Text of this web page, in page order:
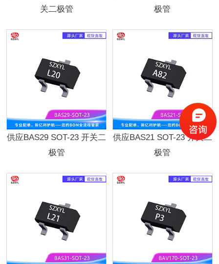
关二极管
极管
供应BAS29 SOT-23 开关二
极管
供应BAS21 SOT-23 开关二
极管